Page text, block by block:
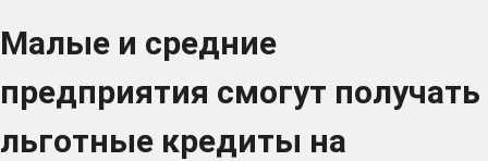
Малые и средние
предприятия смогут получать
льготные кредиты на